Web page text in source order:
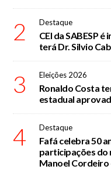
2 Destaque
CEI da SABESP
terá Dr. Silvio
3 Eleições 2026
Ronaldo Costa
estadual
4 Destaque
Fafá celebra 50
participações do
Manoel Cordeiro